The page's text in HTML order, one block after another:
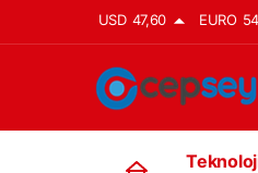
USD 47,60 EURO